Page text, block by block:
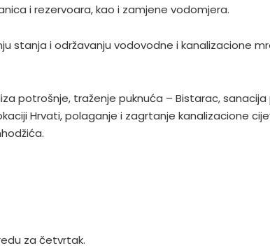
i rezervoara, kao i zamjene vodomjera.
stanja i održavanju vodovodne i kanalizacione
potrošnje, traženje puknuća – Bistarac,
Hrvati, polaganje i zagrtanje kanalizacione
za četvrtak.